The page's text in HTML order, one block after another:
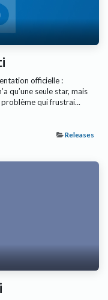
officielle :
qu’une seule star, mais
qui frustrai...
Releases